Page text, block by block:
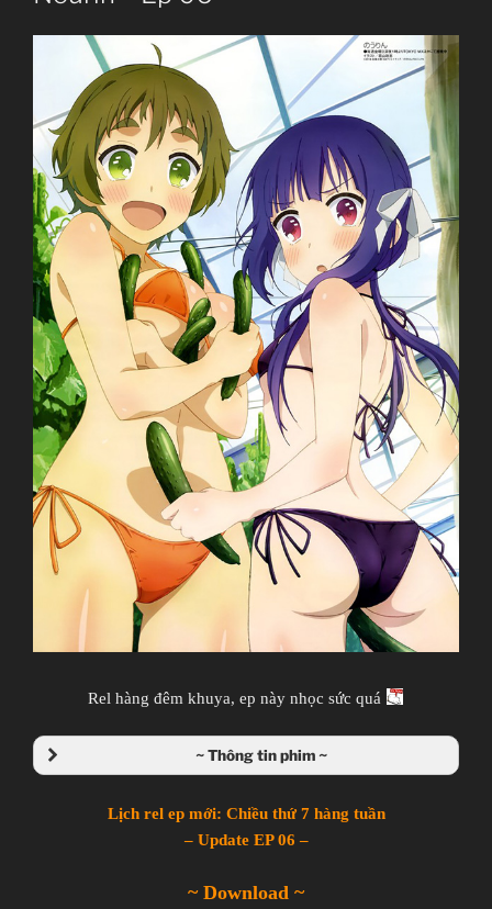
Rel hàng đêm khuya, ep này nhọc sức quá
~ Thông tin phim ~
Lịch rel ep mới: Chiều thứ 7 hàng tuần
– Update EP 06 –
~ Download ~